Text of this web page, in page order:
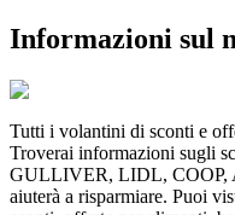
Informazioni sul
Tutti i volantini di sconti e
Troverai informazioni sugli
GULLIVER, LIDL, COOP,
aiuterà a risparmiare. Puoi